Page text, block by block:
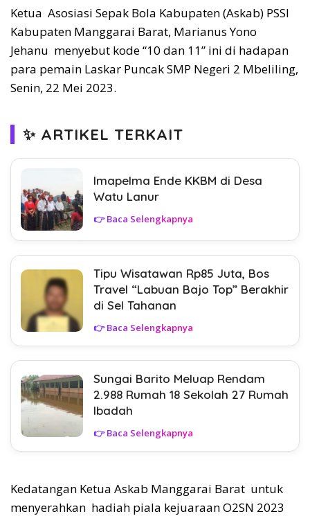
Ketua Asosiasi Sepak Bola Kabupaten (Askab) PSSI
Kabupaten Manggarai Barat, Marianus Yono
Jehanu menyebut kode “10 dan 11” ini di hadapan
para pemain Laskar Puncak SMP Negeri 2 Mbeliling,
Senin, 22 Mei 2023.
✨ ARTIKEL TERKAIT
Imapelma Ende KKBM di Desa
Watu Lanur
👉 Baca Selengkapnya
Tipu Wisatawan Rp85 Juta, Bos
Travel “Labuan Bajo Top” Berakhir
di Sel Tahanan
👉 Baca Selengkapnya
Sungai Barito Meluap Rendam
2.988 Rumah 18 Sekolah 27 Rumah
Ibadah
👉 Baca Selengkapnya
Kedatangan Ketua Askab Manggarai Barat untuk
menyerahkan hadiah piala kejuaraan O2SN 2023